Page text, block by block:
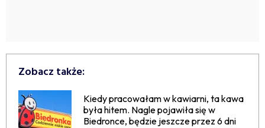
Zobacz także:
Kiedy pracowałam w kawiarni, ta kawa
była hitem. Nagle pojawiła się w
Biedronce, będzie jeszcze przez 6 dni